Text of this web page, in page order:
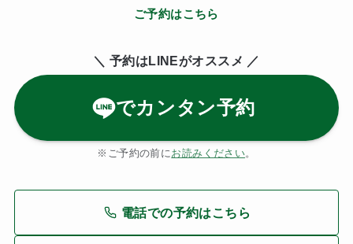
ご予約はこちら
＼ 予約はLINEがオススメ ／
でカンタン予約
※ご予約の前にお読みください。
電話での予約はこちら